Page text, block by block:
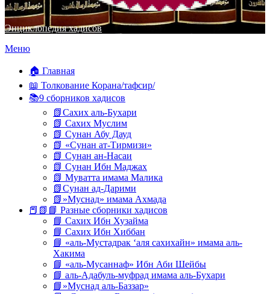
Энциклопедия хадисов
Перейти
содержимому
Меню
🏠 Главная
📖 Толкование Корана/тафсир/
📚9 сборников хадисов
📗Сахих аль-Бухари
📗 Сахих Муслим
📗 Сунан Абу Дауд
📗 «Сунан ат-Тирмизи»
📗 Сунан ан-Насаи
📗 Сунан Ибн Маджах
📗 Муватта имама Малика
📗Сунан ад-Дарими
📗»Муснад» имама Ахмада
📕📗📘 Разные сборники хадисов
📘 Сахих Ибн Хузайма
📘 Сахих Ибн Хиббан
📘 «аль-Мустадрак ‘аля сахихайн» имама аль-
Хакима
📘 «аль-Мусаннаф» Ибн Аби Шейбы
📘 аль-Адабуль-муфрад имама аль-Бухари
📘»Муснад аль-Баззар»